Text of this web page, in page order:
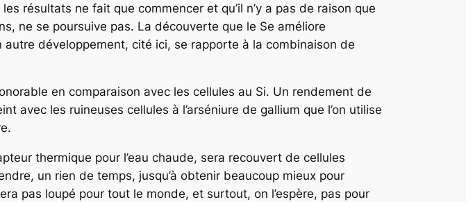
résultats ne fait que commencer et qu’il n’y a pas de raison que
ne se poursuive pas. La découverte que le Se améliore
développement, cité ici, se rapporte à la combinaison de
en comparaison avec les cellules au Si. Un rendement de
les ruineuses cellules à l’arséniure de gallium que l’on utilise
thermique pour l’eau chaude, sera recouvert de cellules
un rien de temps, jusqu’à obtenir beaucoup mieux pour
pas loupé pour tout le monde, et surtout, on l’espère, pas pour